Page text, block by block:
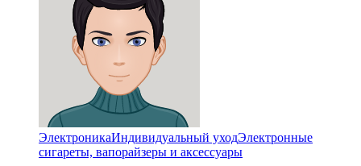
ЭлектроникаИндивидуальный уходЭлектронные
сигареты, вапорайзеры и аксессуары